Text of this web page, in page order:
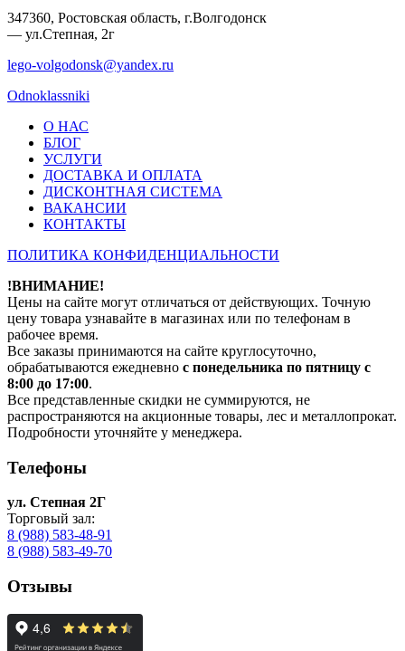
347360, Ростовская область, г.Волгодонск
— ул.Степная, 2г
lego-volgodonsk@yandex.ru
Odnoklassniki
О НАС
БЛОГ
УСЛУГИ
ДОСТАВКА И ОПЛАТА
ДИСКОНТНАЯ СИСТЕМА
ВАКАНСИИ
КОНТАКТЫ
ПОЛИТИКА КОНФИДЕНЦИАЛЬНОСТИ
!ВНИМАНИЕ!
Цены на сайте могут отличаться от действующих. Точную
цену товара узнавайте в магазинах или по телефонам в
рабочее время.
Все заказы принимаются на сайте круглосуточно,
обрабатываются ежедневно с понедельника по пятницу с
8:00 до 17:00.
Все представленные скидки не суммируются, не
распространяются на акционные товары, лес и металлопрокат.
Подробности уточняйте у менеджера.
Телефоны
ул. Степная 2Г
Торговый зал:
8 (988) 583-48-91
8 (988) 583-49-70
Отзывы